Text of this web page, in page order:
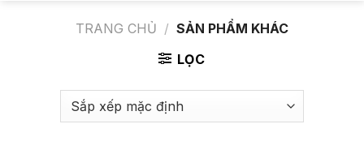
TRANG CHỦ / SẢN PHẨM KHÁC
LỌC